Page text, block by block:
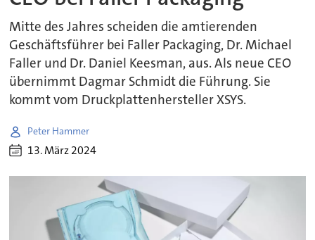
Mitte des Jahres scheiden die amtierenden
Geschäftsführer bei Faller Packaging, Dr. Michael
Faller und Dr. Daniel Keesman, aus. Als neue CEO
übernimmt Dagmar Schmidt die Führung. Sie
kommt vom Druckplattenhersteller XSYS.
Peter Hammer
13. März 2024